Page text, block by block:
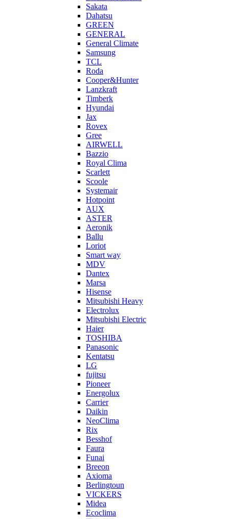
Sakata
Dahatsu
GREEN
GENERAL
General Climate
Samsung
TCL
Roda
Cooper&Hunter
Lanzkraft
Timberk
Hyundai
Jax
Rovex
Gree
AIRWELL
Bazzio
Royal Clima
Scarlett
Scoole
Systemair
Hotpoint
AUX
ASTER
Aeronik
Ballu
Loriot
Smart way
MDV
Dantex
Marsa
Hisense
Mitsubishi Heavy
Electrolux
Mitsubishi Electric
Haier
TOSHIBA
Panasonic
Kentatsu
LG
fujitsu
Pioneer
Energolux
Carrier
Daikin
NeoClima
Rix
Besshof
Faura
Funai
Breeon
Axioma
Berlingtoun
VICKERS
Midea
Ecoclima